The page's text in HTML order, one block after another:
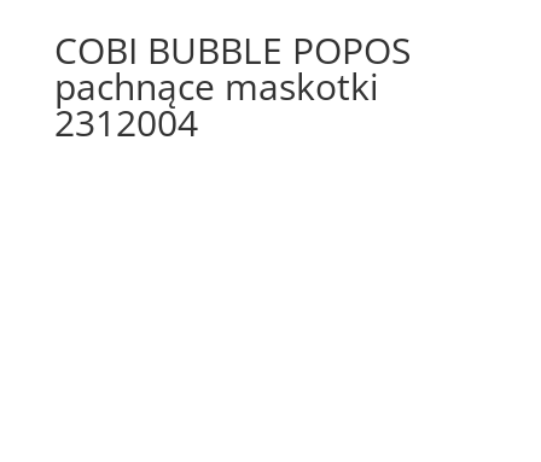
COBI BUBBLE POPOS
pachnące maskotki
2312004